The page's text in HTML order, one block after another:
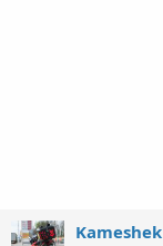
Kameshek